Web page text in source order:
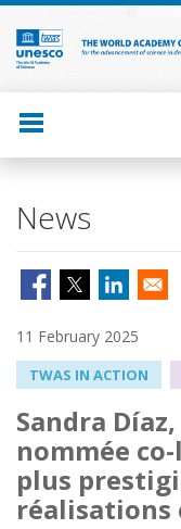
Skip
main
content
News
11 February 2025
TWAS IN ACTION
Sandra
nommée
plus
réalisations